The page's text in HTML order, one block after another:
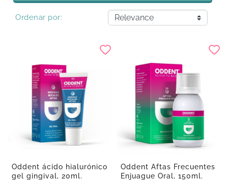
Ordenar por:
Oddent ácido hialurónico
gel gingival, 20ml.
Oddent Aftas Frecuentes
Enjuague Oral, 150ml.